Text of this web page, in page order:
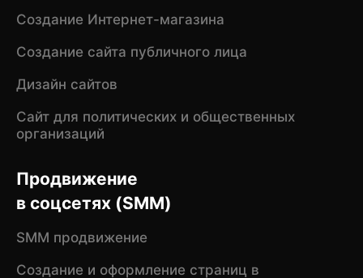
Создание Интернет-магазина
Создание сайта публичного лица
Дизайн сайтов
Сайт для политических и общественных
организаций
Продвижение
в соцсетях (SMM)
SMM продвижение
Создание и оформление страниц в